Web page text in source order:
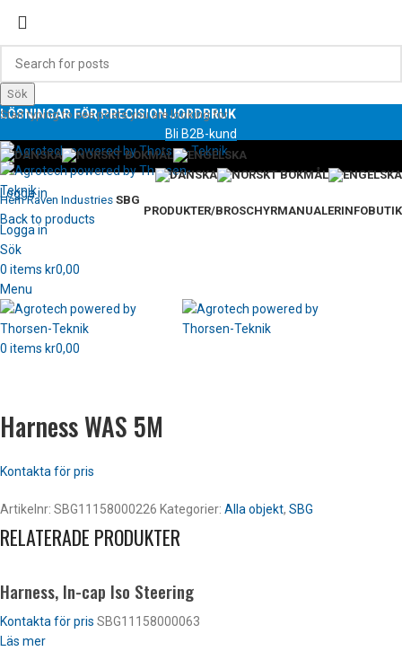
LÖSNINGAR FÖR PRECISION JORDBRUK
Bli B2B-kund
Logga in
PRODUKTER/BROSCHYRMANUALERINFOBUTIK
Logga in
Sök
0 items kr0,00
Menu
0 items kr0,00
HemRaven Industries SBG
Back to products
Klicka för att förstora
Harness WAS 5M
Kontakta för pris
Artikelnr: SBG11158000226 Kategorier: Alla objekt, SBG
RELATERADE PRODUKTER
Harness, In-cap Iso Steering
Kontakta för pris SBG11158000063
Läs mer
Sök
Start typing to see posts you are looking for.